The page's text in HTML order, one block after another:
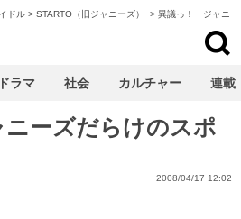
ドル > STARTO（旧ジャニーズ） > 異議っ！ ジャニー
ーズだらけのスポ
2008/04/17 12:02
ドラマ 社会 カルチャー 連載